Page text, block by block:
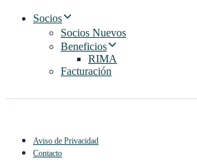
Socios
Socios Nuevos
Beneficios
RIMA
Facturación
Aviso de Privacidad
Contacto